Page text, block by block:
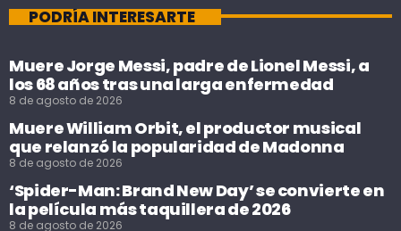
PODRÍA INTERESARTE
Muere Jorge Messi, padre de Lionel Messi, a
los 68 años tras una larga enfermedad
8 de agosto de 2026
Muere William Orbit, el productor musical
que relanzó la popularidad de Madonna
8 de agosto de 2026
‘Spider-Man: Brand New Day’ se convierte en
la película más taquillera de 2026
8 de agosto de 2026